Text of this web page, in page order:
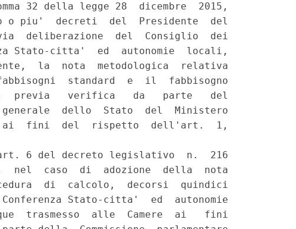
32 della legge 28  dicembre  2015,
o piu'  decreti  del  Presidente  del
deliberazione  del  Consiglio  dei
Stato-citta'  ed  autonomie  locali,
la  nota  metodologica  relativa
standard  e  il  fabbisogno
previa   verifica   da   parte   del
generale  dello  Stato  del  Ministero
ai  fini  del  rispetto  dell'art.  1,
6 del decreto legislativo  n.  216
nel  caso  di  adozione  della  nota
di  calcolo,  decorsi  quindici
Stato-citta'  ed  autonomie
trasmesso  alle  Camere  ai   fini